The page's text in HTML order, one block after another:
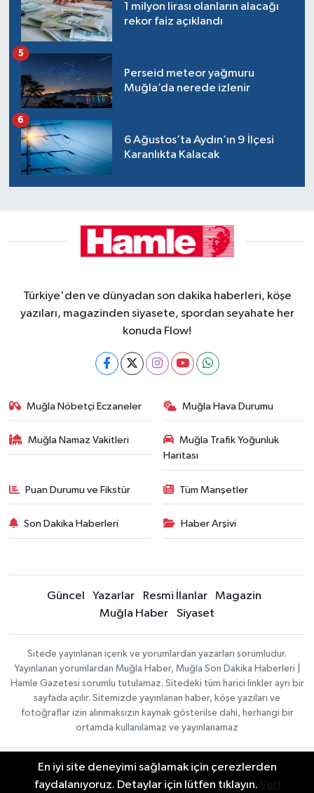
1 milyon lirası olanların alacağı
rekor faiz açıklandı
Perseid meteor yağmuru
Muğla’da nerede izlenir
5
6 Ağustos’ta Aydın’ın 9 İlçesi
Karanlıkta Kalacak
6
Türkiye'den ve dünyadan son dakika haberleri, köşe
yazıları, magazinden siyasete, spordan seyahate her
konuda Flow!
Muğla Nöbetçi Eczaneler Muğla Hava Durumu
Muğla Namaz Vakitleri
Muğla Trafik Yoğunluk
Haritası
Puan Durumu ve Fikstür Tüm Manşetler
Son Dakika Haberleri Haber Arşivi
Güncel Yazarlar Resmi İlanlar
Magazin
Muğla Haber
Siyaset
Sitede yayınlanan içerik ve yorumlardan yazarları sorumludur.
Yayınlanan yorumlardan Muğla Haber, Muğla Son Dakika Haberleri |
Hamle Gazetesi sorumlu tutulamaz. Sitedeki tüm harici linkler ayrı bir
sayfada açılır. Sitemizde yayınlanan haber, köşe yazıları ve
fotoğraflar izin alınmaksızın kaynak gösterilse dahi, herhangi bir
ortamda kullanılamaz ve yayınlanamaz
Gizlilik Sözleşmesi
Veri Politikası
Haber Yazılımı:
TE Bilişim
En iyi site deneyimi sağlamak için çerezlerden
faydalanıyoruz. Detaylar için lütfen tıklayın. Veri